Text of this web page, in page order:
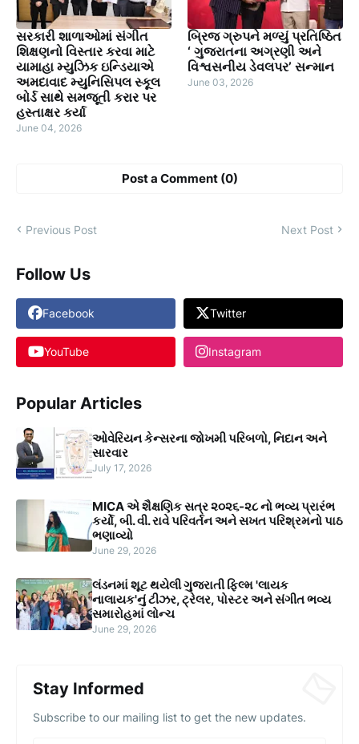
સરકારી શાળાઓમાં સંગીત
શિક્ષણનો વિસ્તાર કરવા માટે
યામાહા મ્યુઝિક ઇન્ડિયાએ
અમદાવાદ મ્યુનિસિપલ સ્કૂલ
બોર્ડ સાથે સમજૂતી કરાર પર
હસ્તાક્ષર કર્યા
June 04, 2026
બ્રિજ ગ્રુપને મળ્યું પ્રતિષ્ઠિત
‘ ગુજરાતના અગ્રણી અને
વિશ્વસનીય ડેવલપર’ સન્માન
June 03, 2026
Post a Comment (0)
Previous Post Next Post
Follow Us
Facebook Twitter
YouTube Instagram
Popular Articles
ઓવેરિયન કેન્સરના જોખમી પરિબળો, નિદાન અને
સારવાર
July 17, 2026
MICA એ શૈક્ષણિક સત્ર ૨૦૨૬-૨૮ નો ભવ્ય પ્રારંભ
કર્યો, બી. વી. રાવે પરિવર્તન અને સખત પરિશ્રમનો પાઠ
ભણાવ્યો
June 29, 2026
લંડનમાં શૂટ થયેલી ગુજરાતી ફિલ્મ 'લાયક
નાલાયક'નું ટીઝર, ટ્રેલર, પોસ્ટર અને સંગીત ભવ્ય
સમારોહમાં લોન્ચ
June 29, 2026
Stay Informed
Subscribe to our mailing list to get the new updates.